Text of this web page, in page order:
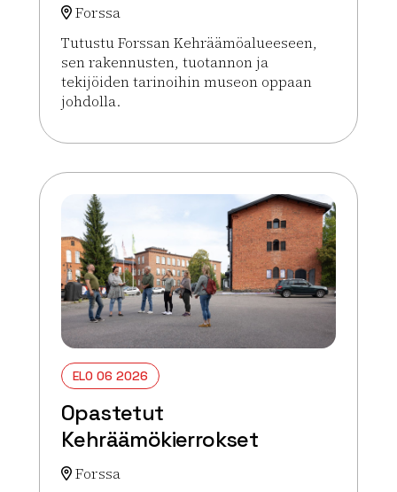
Forssa
Tutustu Forssan Kehräämöalueeseen,
sen rakennusten, tuotannon ja
tekijöiden tarinoihin museon oppaan
johdolla.
Lue lisää tapahtumasta Opastetut
ELO 06 2026
Opastetut
Kehräämökierrokset
Forssa